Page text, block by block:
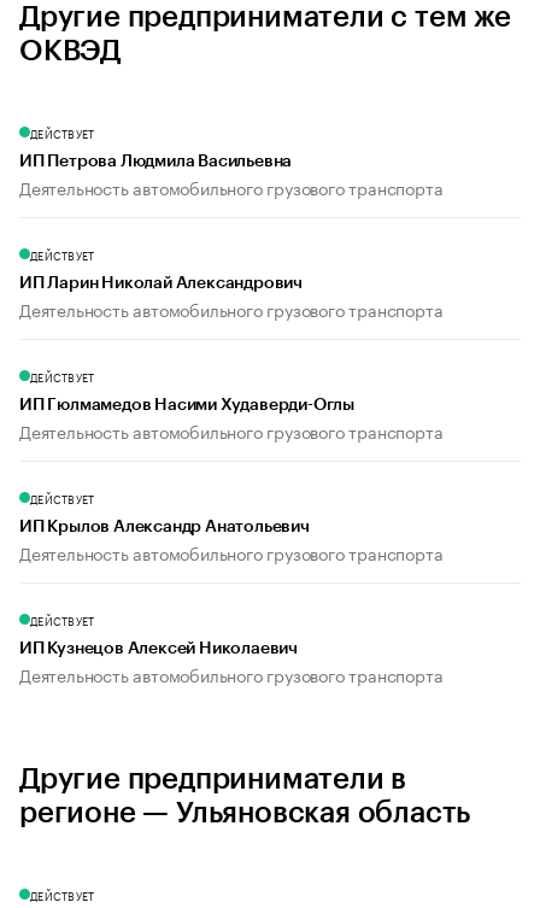
Другие предприниматели с тем же
ОКВЭД
ДЕЙСТВУЕТ
ИП Петрова Людмила Васильевна
Деятельность автомобильного грузового транспорта
ДЕЙСТВУЕТ
ИП Ларин Николай Александрович
Деятельность автомобильного грузового транспорта
ДЕЙСТВУЕТ
ИП Гюлмамедов Насими Худаверди-Оглы
Деятельность автомобильного грузового транспорта
ДЕЙСТВУЕТ
ИП Крылов Александр Анатольевич
Деятельность автомобильного грузового транспорта
ДЕЙСТВУЕТ
ИП Кузнецов Алексей Николаевич
Деятельность автомобильного грузового транспорта
Другие предприниматели в
регионе — Ульяновская область
ДЕЙСТВУЕТ